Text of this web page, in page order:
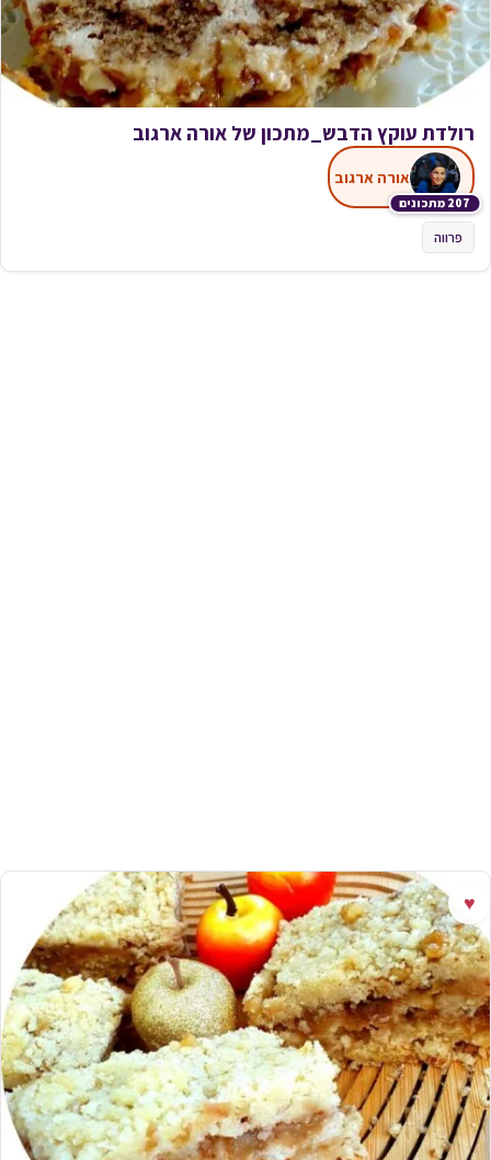
רולדת עוקץ הדבש_מתכון של אורה ארגוב
207 מתכונים
אורה ארגוב
פרווה
♥